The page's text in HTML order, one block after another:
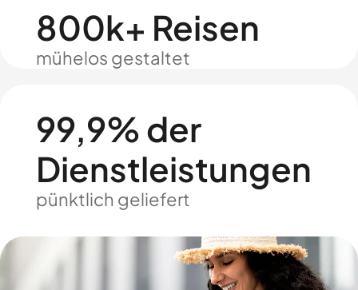
800k+ Reisen
mühelos gestaltet
99,9% der
Dienstleistungen
pünktlich geliefert